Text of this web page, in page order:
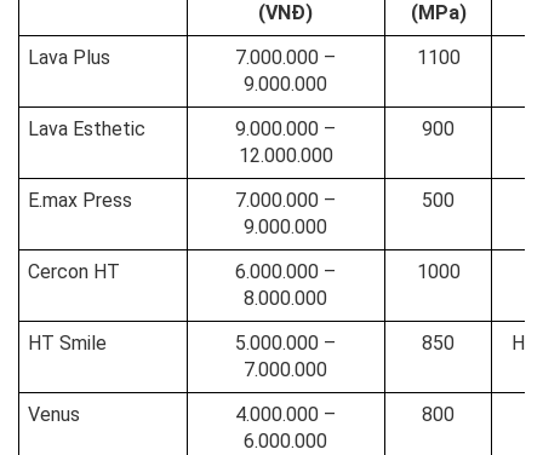
(VNĐ)
(MPa)
Lava Plus
7.000.000 –
9.000.000
1100
Lava Esthetic
9.000.000 –
12.000.000
900
E.max Press
7.000.000 –
9.000.000
500
Cercon HT
6.000.000 –
8.000.000
1000
HT Smile
5.000.000 –
7.000.000
850
Venus
4.000.000 –
6.000.000
800